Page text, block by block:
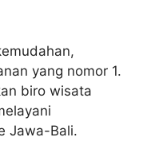
yang nomor 1.
biro wisata
Jawa-Bali.